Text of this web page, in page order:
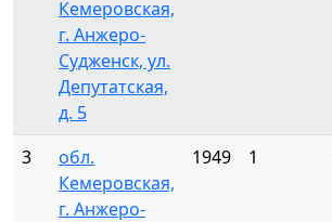
Кемеровская,
г. Анжеро-
Судженск, ул.
Депутатская,
д. 5
3
обл.
Кемеровская,
г. Анжеро-
1949 1